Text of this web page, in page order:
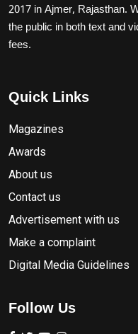
2017 in Ajmer, Rajasthan.
the public in both text and
fees.
Quick Links
Magazines
Awards
About us
Contact us
Advertisement with us
Make a complaint
Digital Media Guidelines
Follow Us